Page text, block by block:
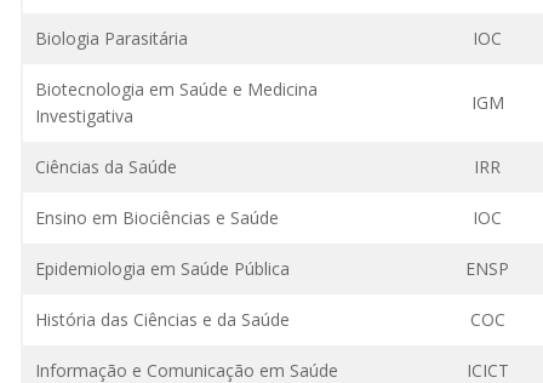
Biologia Parasitária IOC
Biotecnologia em Saúde e Medicina
Investigativa
IGM
Ciências da Saúde IRR
Ensino em Biociências e Saúde IOC
Epidemiologia em Saúde Pública ENSP
História das Ciências e da Saúde COC
Informação e Comunicação em Saúde ICICT